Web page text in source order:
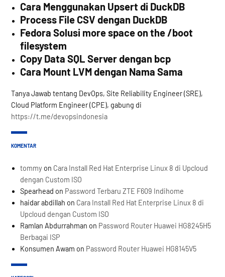
Cara Menggunakan Upsert di DuckDB
Process File CSV dengan DuckDB
Fedora Solusi more space on the /boot
filesystem
Copy Data SQL Server dengan bcp
Cara Mount LVM dengan Nama Sama
Tanya Jawab tentang DevOps, Site Reliability Engineer (SRE),
Cloud Platform Engineer (CPE), gabung di
https://t.me/devopsindonesia
KOMENTAR
tommy on Cara Install Red Hat Enterprise Linux 8 di Upcloud
dengan Custom ISO
Spearhead on Password Terbaru ZTE F609 Indihome
haidar abdillah on Cara Install Red Hat Enterprise Linux 8 di
Upcloud dengan Custom ISO
Ramlan Abdurrahman on Password Router Huawei HG8245H5
Berbagai ISP
Konsumen Awam on Password Router Huawei HG8145V5